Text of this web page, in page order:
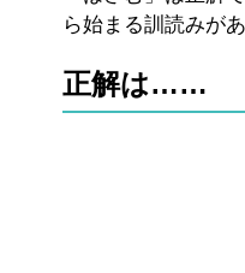
ら始まる訓読みが
正解は……